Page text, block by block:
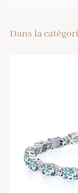
Dans la